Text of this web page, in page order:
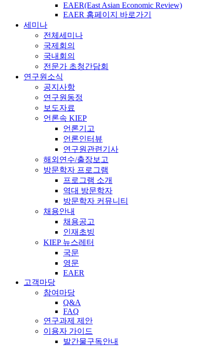
EAER(East Asian Economic Review)
EAER 홈페이지 바로가기
세미나
전체세미나
국제회의
국내회의
전문가 초청간담회
연구원소식
공지사항
연구원동정
보도자료
언론속 KIEP
언론기고
언론인터뷰
연구원관련기사
해외연수/출장보고
방문학자 프로그램
프로그램 소개
역대 방문학자
방문학자 커뮤니티
채용안내
채용공고
인재초빙
KIEP 뉴스레터
국문
영문
EAER
고객마당
참여마당
Q&A
FAQ
연구과제 제안
이용자 가이드
발간물구독안내